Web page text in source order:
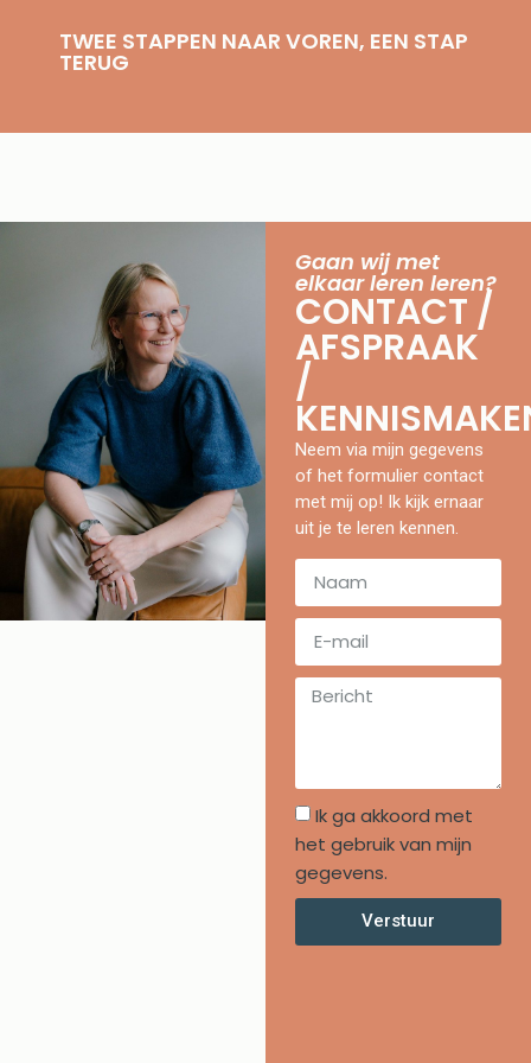
TWEE STAPPEN NAAR VOREN, EEN STAP
TERUG
Gaan wij met
elkaar leren leren?
CONTACT /
AFSPRAAK
/
Neem via mijn gegevens
of het formulier contact
met mij op! Ik kijk ernaar
uit je te leren kennen.
Ik ga akkoord met
het gebruik van mijn
gegevens.
Verstuur